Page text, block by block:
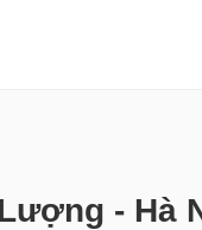
- Hà